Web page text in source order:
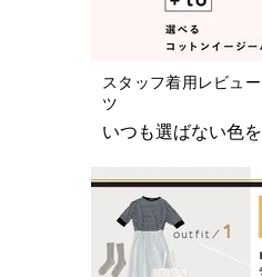
スタッフ着用レビュ
ツ
いつも選ばない色